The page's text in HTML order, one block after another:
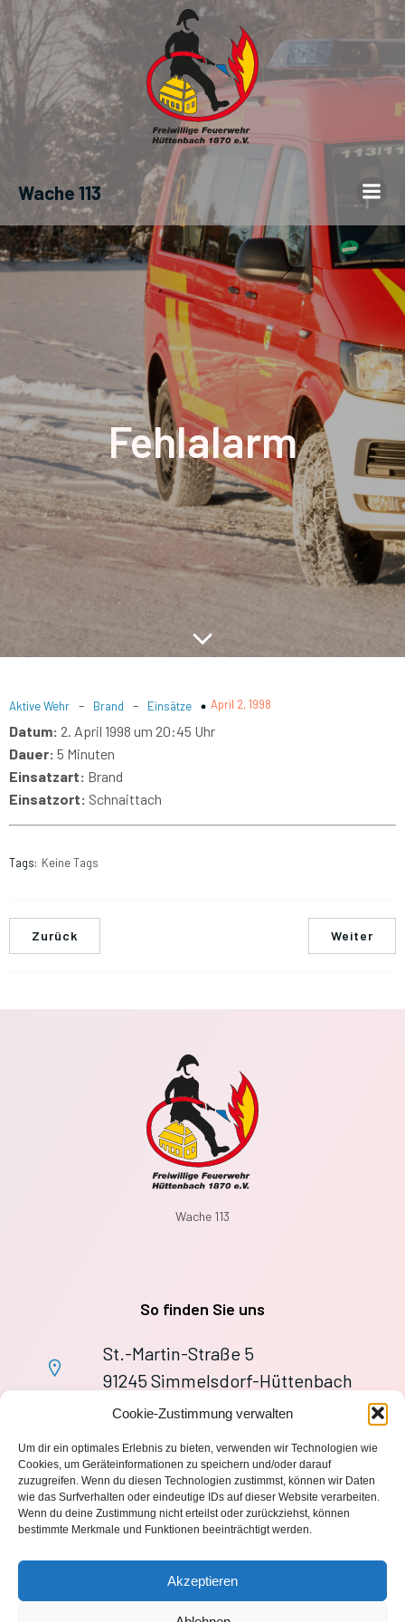
Cookie-Zustimmung verwalten
Um dir ein optimales Erlebnis zu bieten, verwenden wir Technologien wie
Cookies, um Geräteinformationen zu speichern und/oder darauf
zuzugreifen. Wenn du diesen Technologien zustimmst, können wir Daten
wie das Surfverhalten oder eindeutige IDs auf dieser Website verarbeiten.
Wenn du deine Zustimmung nicht erteilst oder zurückziehst, können
bestimmte Merkmale und Funktionen beeinträchtigt werden.
Akzeptieren
Wache 113
Fehlalarm
Aktive Wehr - Brand - Einsätze April 2, 1998
Datum: 2. April 1998 um 20:45 Uhr
Dauer: 5 Minuten
Einsatzart: Brand
Einsatzort: Schnaittach
Tags: Keine Tags
Zurück Weiter
Wache 113
So finden Sie uns
St.-Martin-Straße 5
91245 Simmelsdorf-Hüttenbach
+49 9155 9279727
wache113@ff-huettenbach.de